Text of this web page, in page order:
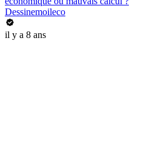
Dessinemoileco
il y a 8 ans